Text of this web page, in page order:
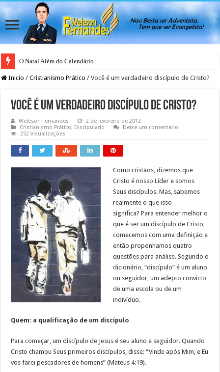
O Natal Além do Calendário
Japão rejeita casamento gay para evitar colapso da natalidade, afirma
Inicio / Cristianismo Prático / Você é um verdadeiro discípulo de Cristo?
Você é um verdadeiro discípulo de Cristo?
Weleson Fernandes
2 de fevereiro de 2012
Cristianismo Prático, Discipulado
Deixe um comentário
252 Visualizações
Como cristãos, dizemos que
Cristo é nosso Líder e somos
Seus discípulos. Mas, sabemos
realmente o que isso
significa? Para entender melhor o
que é ser um discípulo de Cristo,
comecemos com uma definição e
então proponhamos quatro
questões para análise. Segundo o
dicionário, “discípulo” é um aluno
ou seguidor, um adepto convicto
de uma escola ou de um
indivíduo.
Quem: a qualificação de um discípulo
Para começar, um discípulo de Jesus é seu aluno e seguidor. Quando
Cristo chamou Seus primeiros discípulos, disse: “Vinde após Mim, e Eu
vos farei pescadores de homens” (Mateus 4:19).